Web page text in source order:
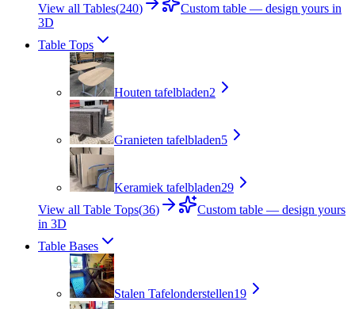
View all Tables(240)
Custom table — design yours in
3D
Table Tops
Houten tafelbladen2
Granieten tafelbladen5
Keramiek tafelbladen29
View all Table Tops(36)
Custom table — design yours
in 3D
Table Bases
Stalen Tafelonderstellen19